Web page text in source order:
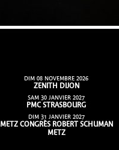
DIM 08 NOVEMBRE 2026
ZENITH DIJON
SAM 30 JANVIER 2027
PMC STRASBOURG
DIM 31 JANVIER 2027
METZ CONGRÈS ROBERT SCHUMAN
METZ